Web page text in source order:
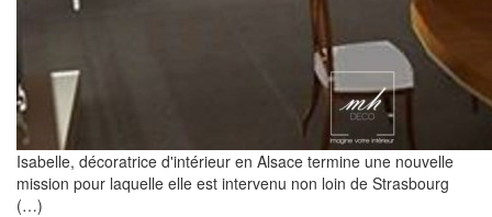
Isabelle, décoratrice d'intérieur en Alsace termine une nouvelle
mission pour laquelle elle est intervenu non loin de Strasbourg
(…)